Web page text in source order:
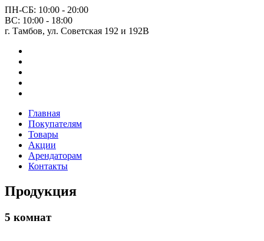
ПН-СБ: 10:00 - 20:00
ВС: 10:00 - 18:00
г. Тамбов, ул. Советская 192 и 192В
Главная
Покупателям
Товары
Акции
Арендаторам
Контакты
Продукция
5 комнат